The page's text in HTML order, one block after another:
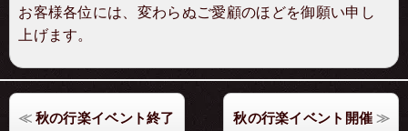
お客様各位には、変わらぬご愛顧のほどを御願い申し
上げます。
秋の行楽イベント終了
秋の行楽イベント開催